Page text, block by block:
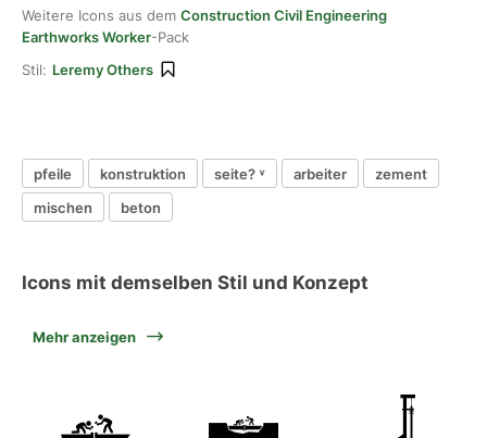
Weitere Icons aus dem Construction Civil Engineering
Earthworks Worker-Pack
Stil: Leremy Others
pfeile konstruktion seite? ˅ arbeiter
zement
mischen
beton
Icons mit demselben Stil und Konzept
Mehr anzeigen